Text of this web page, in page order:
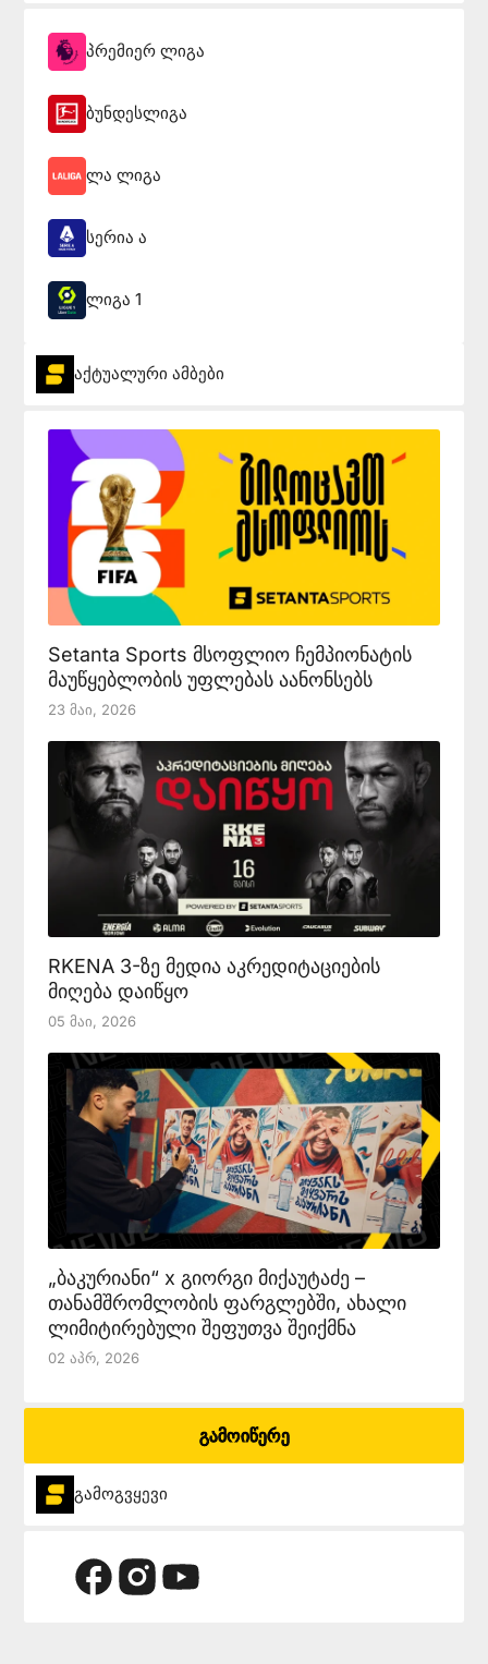
პრემიერ ლიგა
ბუნდესლიგა
ლა ლიგა
სერია ა
ლიგა 1
აქტუალური ამბები
Setanta Sports მსოფლიო ჩემპიონატის
მაუწყებლობის უფლებას აანონსებს
23 Მაი, 2026
RKENA 3-ზე მედია აკრედიტაციების
მიღება დაიწყო
05 Მაი, 2026
„ბაკურიანი“ x გიორგი მიქაუტაძე –
თანამშრომლობის ფარგლებში, ახალი
ლიმიტირებული შეფუთვა შეიქმნა
02 Აპრ, 2026
გამოიწერე
გამოგვყევი